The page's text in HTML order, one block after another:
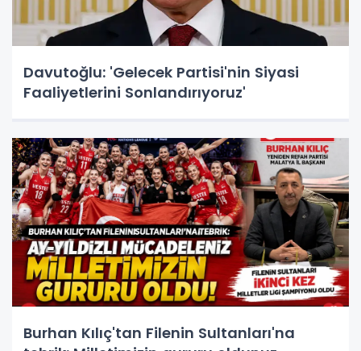
Davutoğlu: 'Gelecek Partisi'nin Siyasi
Faaliyetlerini Sonlandırıyoruz'
Burhan Kılıç'tan Filenin Sultanları'na